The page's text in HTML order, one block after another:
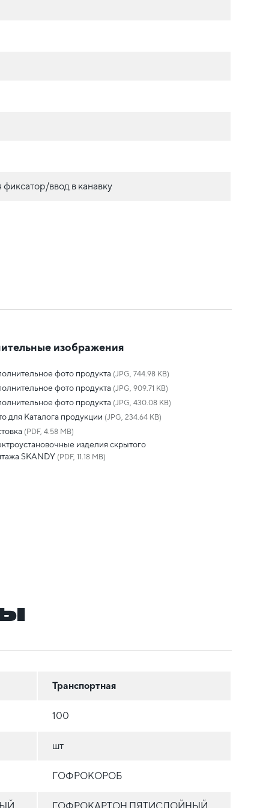
ввод в канавку
изображения
фото продукта (JPG, 744.98 KB)
фото продукта (JPG, 909.71 KB)
фото продукта (JPG, 430.08 KB)
для Каталога продукции (JPG, 234.64 KB)
(PDF, 4.58 MB)
изделия скрытого
SKANDY (PDF, 11.18 MB)
Транспортная
100
шт
ГОФРОКОРОБ
ГОФРОКАРТОН ПЯТИСЛОЙНЫЙ